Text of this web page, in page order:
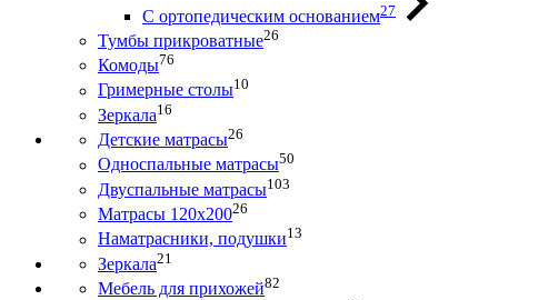
С ортопедическим основанием27
Тумбы прикроватные26
Комоды76
Гримерные столы10
Зеркала16
Детские матрасы26
Односпальные матрасы50
Двуспальные матрасы103
Матрасы 120х20026
Наматрасники, подушки13
Зеркала21
Мебель для прихожей82